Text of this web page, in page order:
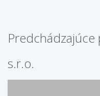
Predchádzajúce
s.r.o.